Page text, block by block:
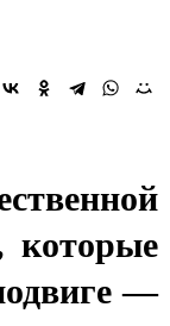
которые
—